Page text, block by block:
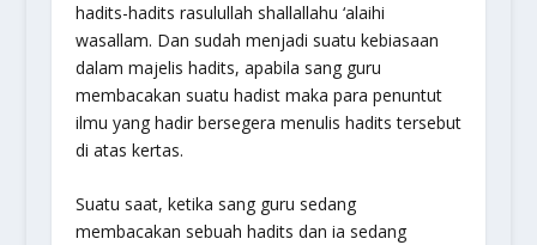
hadits-hadits rasulullah shallallahu ‘alaihi
wasallam. Dan sudah menjadi suatu kebiasaan
dalam majelis hadits, apabila sang guru
membacakan suatu hadist maka para penuntut
ilmu yang hadir bersegera menulis hadits tersebut
di atas kertas.
Suatu saat, ketika sang guru sedang
membacakan sebuah hadits dan ia sedang